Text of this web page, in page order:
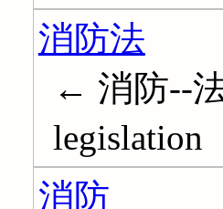
消防法
← 消防--
legislation
消防